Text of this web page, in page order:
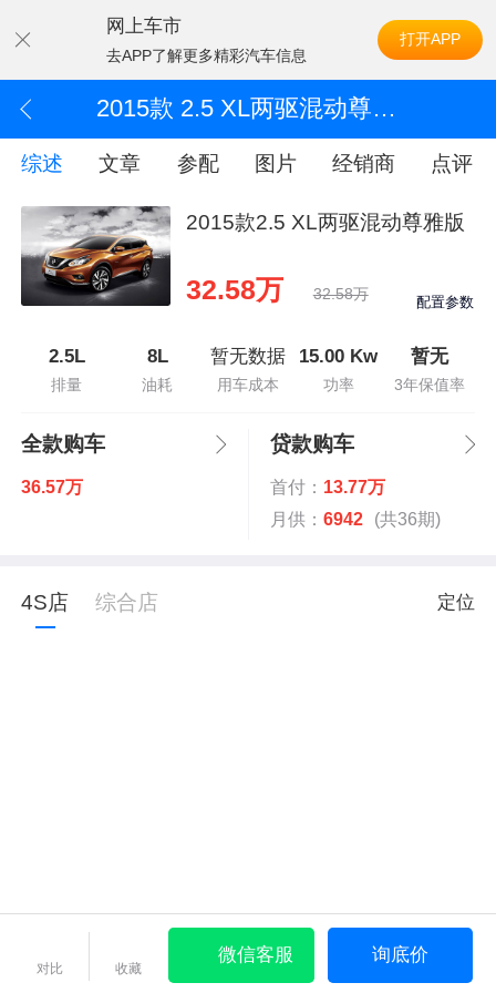
网上车市
去APP了解更多精彩汽车信息
打开APP
2015款 2.5 XL两驱混动尊雅版
综述 文章 参配 图片 经销商 点评
2015款2.5 XL两驱混动尊雅版
32.58万 32.58万 配置参数
2.5L
排量
8L
油耗
暂无数据
用车成本
15.00 Kw
功率
暂无
3年保值率
全款购车
36.57万
贷款购车
首付： 13.77万
月供： 6942 (共36期)
4S店 综合店 定位
对比 收藏
微信客服 询底价